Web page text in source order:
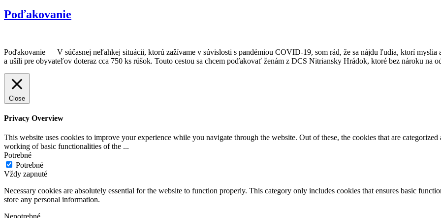
Poďakovanie
Poďakovanie V súčasnej neľahkej situácii, ktorú zažívame v súvislosti s pandémiou COVID-19, som rád, že sa nájdu ľudia, ktorí
a ušili pre obyvateľov doteraz cca 750 ks rúšok. Touto cestou sa chcem poďakovať ženám z DCS Nitriansky Hrádok, ktoré bez nároku na
Close
Privacy Overview
This website uses cookies to improve your experience while you navigate through the website. Out of these, the cookies that are categorized
working of basic functionalities of the ...
Potrebné
Potrebné
Vždy zapnuté
Necessary cookies are absolutely essential for the website to function properly. This category only includes cookies that ensures basic
store any personal information.